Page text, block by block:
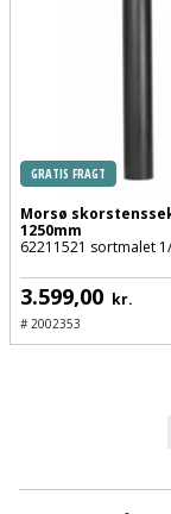
GRATIS FRAGT
Morsø
1250mm
62211521 sortmalet
3.599,00 kr.
#2002353